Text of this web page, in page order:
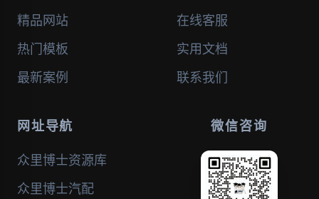
精品网站
热门模板
最新案例
在线客服
实用文档
联系我们
网址导航
众里博士资源库
众里博士汽配
微信咨询